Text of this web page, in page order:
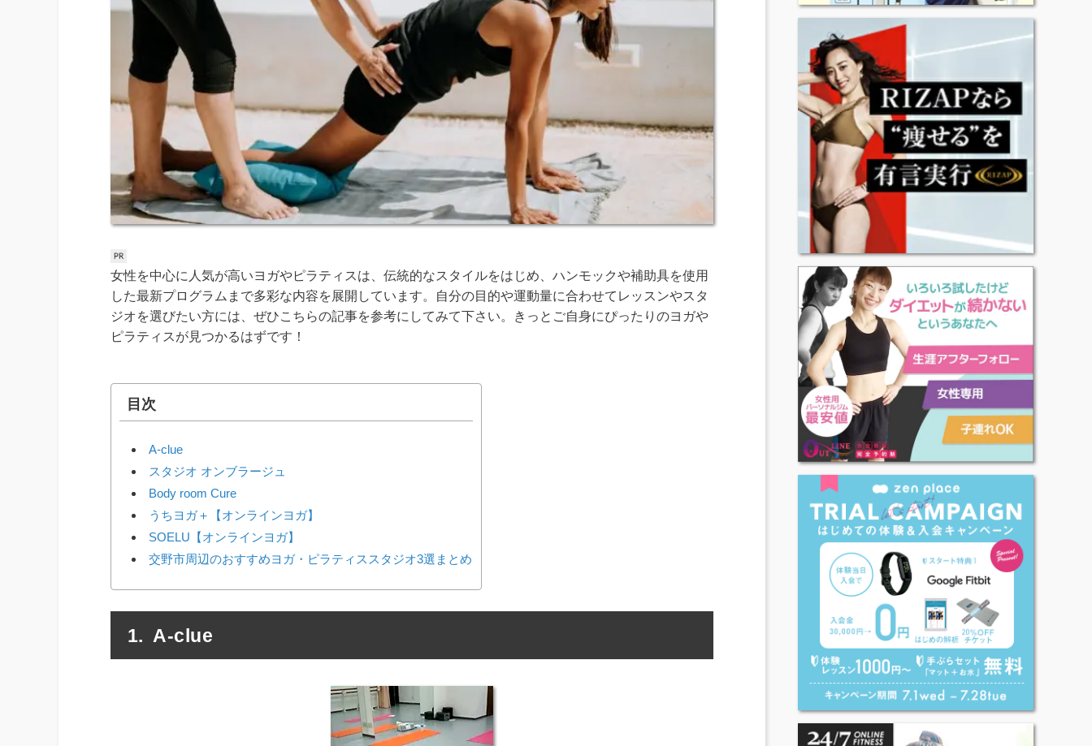
女性を中心に人気が高いヨガやピラティスは、伝統的なスタイルをはじめ、ハンモックや補助具を使用
した最新プログラムまで多彩な内容を展開しています。自分の目的や運動量に合わせてレッスンやスタ
ジオを選びたい方には、ぜひこちらの記事を参考にしてみて下さい。きっとご自身にぴったりのヨガや
ピラティスが見つかるはずです！
目次
A-clue
スタジオ オンブラージュ
Body room Cure
うちヨガ＋【オンラインヨガ】
SOELU【オンラインヨガ】
交野市周辺のおすすめヨガ・ピラティススタジオ3選まとめ
A-clue